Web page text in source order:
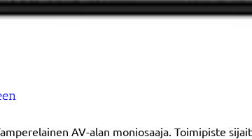
AV-alan moniosaaja. Toimipiste